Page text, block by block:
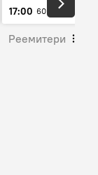
17:00 60 мин
Реемитери